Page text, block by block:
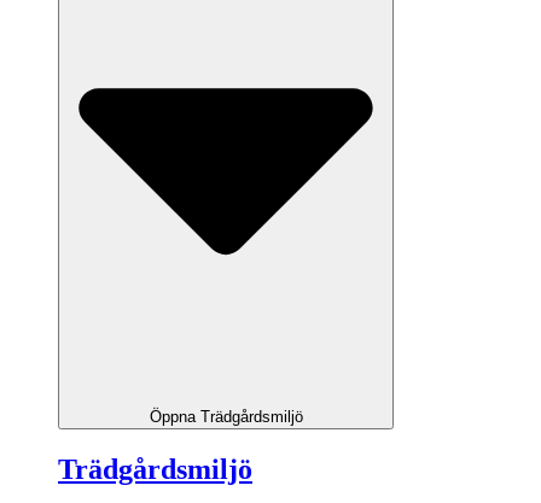
Öppna Trädgårdsmiljö
Trädgårdsmiljö